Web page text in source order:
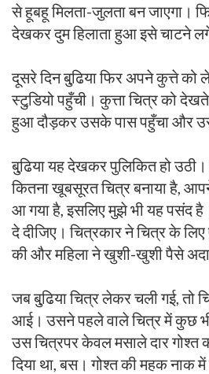
से हूबहू मिलता-जुलता बन जाएगा।
देखकर दुम हिलाता हुआ इसे चाटने
दूसरे दिन बुढि़या फिर अपने कुत्ते को
स्टुडि़यो पहुँची। कुत्ता चित्र को
हुआ दौड़कर उसके पास पहुँचा और
बुढि़या यह देखकर पुलिकित हो
कितना खूबसूरत चित्र बनाया है,
आ गया है, इसलिए मुझे भी यह पसंद
दे दीजिए। चित्रकार ने चित्र के
की और महिला ने खुशी-खुशी पैसे
जब बुढि़या चित्र लेकर चली गई, तो
आई। उसने पहले वाले चित्र में कुछ
उस चित्रपर केवल मसाले दार
दिया था, बस। गोश्त की महक नाक में